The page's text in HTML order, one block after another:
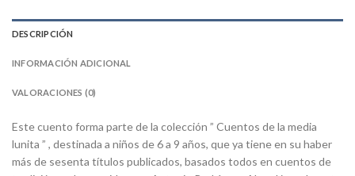
DESCRIPCIÓN
INFORMACIÓN ADICIONAL
VALORACIONES (0)
Este cuento forma parte de la colección ” Cuentos de la media
lunita ” , destinada a niños de 6 a 9 años, que ya tiene en su haber
más de sesenta títulos publicados, basados todos en cuentos de